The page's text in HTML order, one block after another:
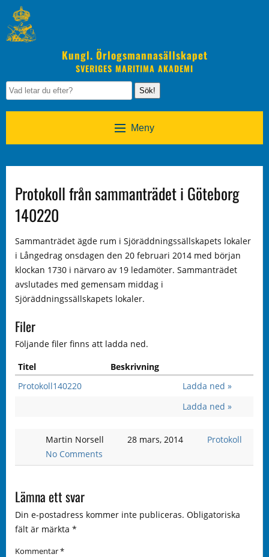
Kungl. Örlogsmannasällskapet
SVERIGES MARITIMA AKADEMI
Sök!
Meny
Protokoll från sammanträdet i Göteborg
140220
Sammanträdet ägde rum i Sjöräddningssällskapets lokaler
i Långedrag onsdagen den 20 februari 2014 med början
klockan 1730 i närvaro av 19 ledamöter. Sammanträdet
avslutades med gemensam middag i
Sjöräddningssällskapets lokaler.
Filer
Följande filer finns att ladda ned.
Titel
Beskrivning
Protokoll140220
Ladda ned »
Ladda ned »
Martin Norsell 28 mars, 2014
Protokoll
No Comments
Lämna ett svar
Din e-postadress kommer inte publiceras. Obligatoriska
fält är märkta *
Kommentar*